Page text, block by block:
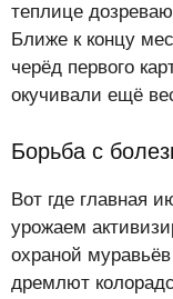
теплице
Ближе к концу
черёд первого
окучивали ещё
Борьба с
Вот где главная
урожаем
охраной
дремлют